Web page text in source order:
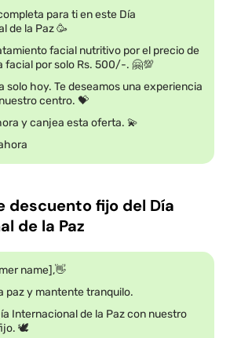
para ti en este Día
de la Paz 🥳
facial nutritivo por el precio de
facial por solo Rs. 500/-. 🤗💯
solo hoy. Te deseamos una experiencia
centro. 💝
y canjea esta oferta. 💫
descuento fijo del Día
de la Paz
name],👋
paz y mantente tranquilo.
Internacional de la Paz con nuestro
🕊️